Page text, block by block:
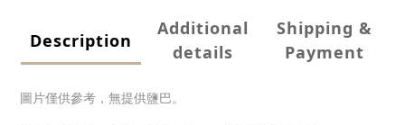
Description
Additional
details
Shipping &
Payment
圖片僅供參考，無提供鹽巴。